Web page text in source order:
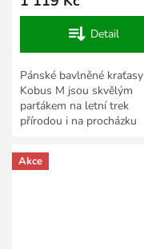
Detail
Pánské bavlněné kraťasy
Kobus M jsou skvělým
parťákem na letní trek
přírodou i na procházku
přírodního a vzdušného
materiálu,...
Akce